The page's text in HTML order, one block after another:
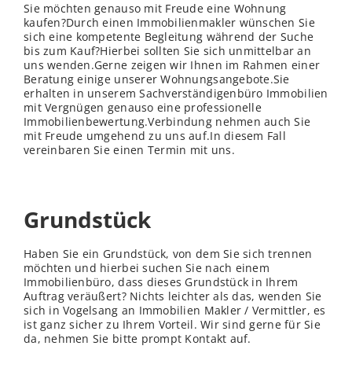
Sie möchten genauso mit Freude eine Wohnung
kaufen?Durch einen Immobilienmakler wünschen Sie
sich eine kompetente Begleitung während der Suche
bis zum Kauf?Hierbei sollten Sie sich unmittelbar an
uns wenden.Gerne zeigen wir Ihnen im Rahmen einer
Beratung einige unserer Wohnungsangebote.Sie
erhalten in unserem Sachverständigenbüro Immobilien
mit Vergnügen genauso eine professionelle
Immobilienbewertung.Verbindung nehmen auch Sie
mit Freude umgehend zu uns auf.In diesem Fall
vereinbaren Sie einen Termin mit uns.
Grundstück
Haben Sie ein Grundstück, von dem Sie sich trennen
möchten und hierbei suchen Sie nach einem
Immobilienbüro, dass dieses Grundstück in Ihrem
Auftrag veräußert? Nichts leichter als das, wenden Sie
sich in Vogelsang an Immobilien Makler / Vermittler, es
ist ganz sicher zu Ihrem Vorteil. Wir sind gerne für Sie
da, nehmen Sie bitte prompt Kontakt auf.